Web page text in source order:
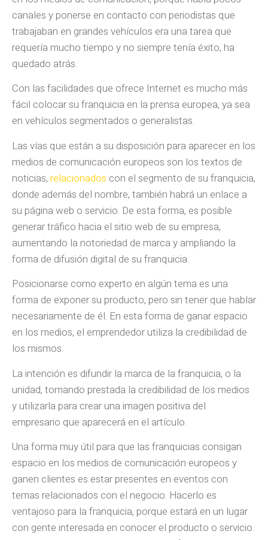
canales y ponerse en contacto con periodistas que
trabajaban en grandes vehículos era una tarea que
requería mucho tiempo y no siempre tenía éxito, ha
quedado atrás.
Con las facilidades que ofrece Internet es mucho más
fácil colocar su franquicia en la prensa europea, ya sea
en vehículos segmentados o generalistas.
Las vías que están a su disposición para aparecer en los
medios de comunicación europeos son los textos de
noticias, relacionados con el segmento de su franquicia,
donde además del nombre, también habrá un enlace a
su página web o servicio. De esta forma, es posible
generar tráfico hacia el sitio web de su empresa,
aumentando la notoriedad de marca y ampliando la
forma de difusión digital de su franquicia.
Posicionarse como experto en algún tema es una
forma de exponer su producto, pero sin tener que hablar
necesariamente de él. En esta forma de ganar espacio
en los medios, el emprendedor utiliza la credibilidad de
los mismos.
La intención es difundir la marca de la franquicia, o la
unidad, tomando prestada la credibilidad de los medios
y utilizarla para crear una imagen positiva del
empresario que aparecerá en el artículo.
Una forma muy útil para que las franquicias consigan
espacio en los medios de comunicación europeos y
ganen clientes es estar presentes en eventos con
temas relacionados con el negocio. Hacerlo es
ventajoso para la franquicia, porque estará en un lugar
con gente interesada en conocer el producto o servicio.